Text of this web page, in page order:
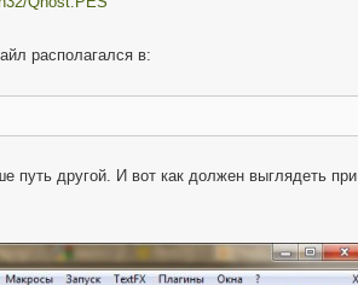
располагался в:
путь другой. И вот как должен выглядеть при